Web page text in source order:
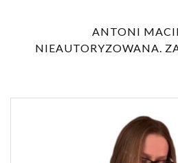
ANTONI
NIEAUTORYZOWANA.